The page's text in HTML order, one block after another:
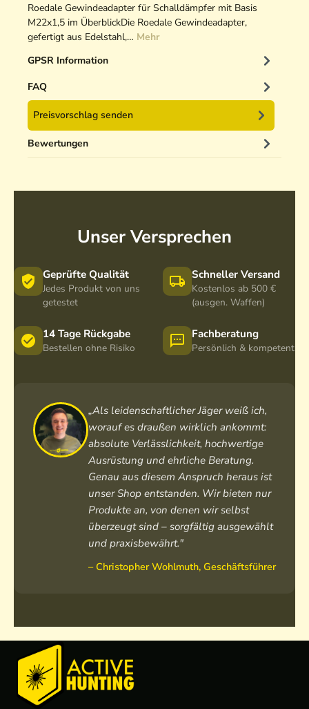
Roedale Gewindeadapter für Schalldämpfer mit Basis
M22x1,5 im ÜberblickDie Roedale Gewindeadapter,
gefertigt aus Edelstahl,… Mehr
GPSR Information
FAQ
Preisvorschlag senden
Bewertungen
Unser Versprechen
Geprüfte Qualität
Jedes Produkt von uns
getestet
Schneller Versand
Kostenlos ab 500 €
(ausgen. Waffen)
14 Tage Rückgabe
Bestellen ohne Risiko
Fachberatung
Persönlich & kompetent
„Als leidenschaftlicher Jäger weiß ich,
worauf es draußen wirklich ankommt:
absolute Verlässlichkeit, hochwertige
Ausrüstung und ehrliche Beratung.
Genau aus diesem Anspruch heraus ist
unser Shop entstanden. Wir bieten nur
Produkte an, von denen wir selbst
überzeugt sind – sorgfältig ausgewählt
und praxisbewährt."
– Christopher Wohlmuth, Geschäftsführer